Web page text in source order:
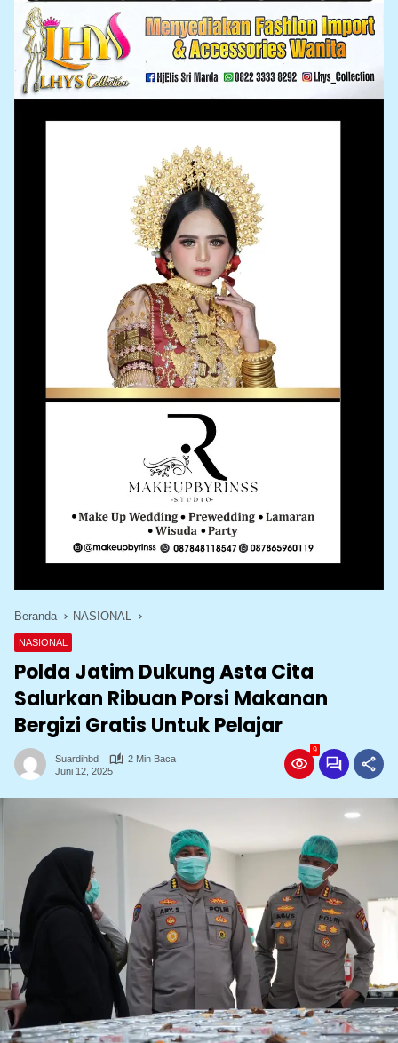
Beranda NASIONAL
NASIONAL
Polda Jatim Dukung Asta Cita
Salurkan Ribuan Porsi Makanan
Bergizi Gratis Untuk Pelajar
Suardihbd
2 Min Baca
Juni 12, 2025
9